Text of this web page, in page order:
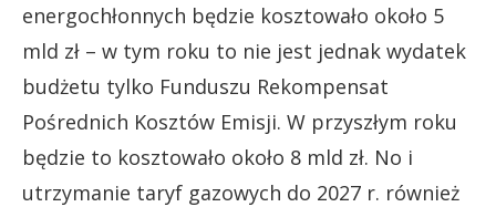
energochłonnych będzie kosztowało około 5
mld zł – w tym roku to nie jest jednak wydatek
budżetu tylko Funduszu Rekompensat
Pośrednich Kosztów Emisji. W przyszłym roku
będzie to kosztowało około 8 mld zł. No i
utrzymanie taryf gazowych do 2027 r. również